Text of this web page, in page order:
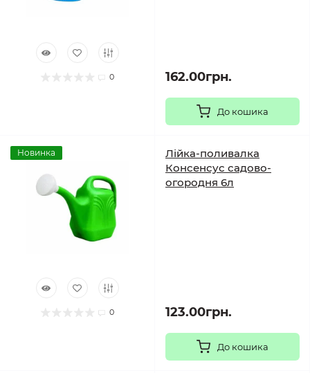
0 162.00грн.
До кошика
Новинка
0
Лійка-поливалка
Консенсус садово-
огородня 6л
123.00грн.
До кошика